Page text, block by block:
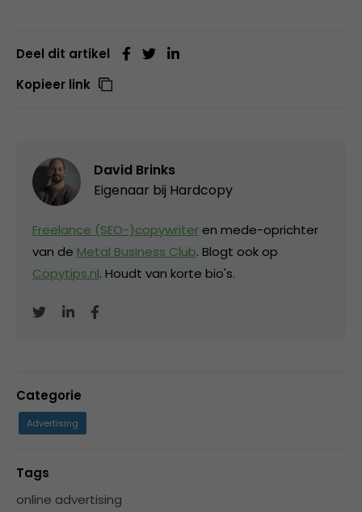
Deel dit artikel
Kopieer link
David Brinks
Eigenaar bij Hardcopy
Freelance (SEO-)copywriter en mede-oprichter
van de Metal Business Club. Blogt ook op
Copytips.nl. Houdt van korte bio's.
Categorie
Advertising
Tags
online advertising